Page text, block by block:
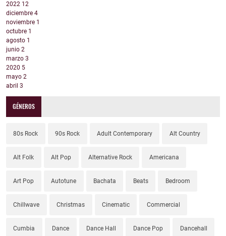
2022 12
diciembre 4
noviembre 1
octubre 1
agosto 1
junio 2
marzo 3
2020 5
mayo 2
abril 3
GÉNEROS
80s Rock 90s Rock Adult Contemporary Alt Country
Alt Folk Alt Pop Alternative Rock Americana
Art Pop Autotune Bachata Beats Bedroom
Chillwave Christmas Cinematic Commercial
Cumbia Dance Dance Hall Dance Pop Dancehall